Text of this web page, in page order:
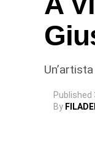
Published
By